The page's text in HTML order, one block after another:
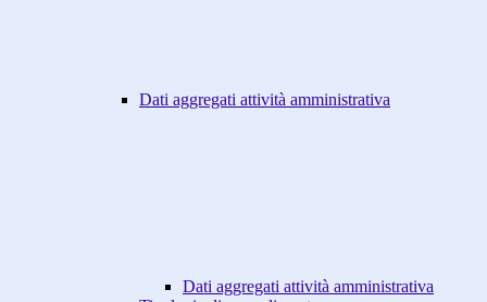
Dati aggregati attività amministrativa
Dati aggregati attività amministrativa